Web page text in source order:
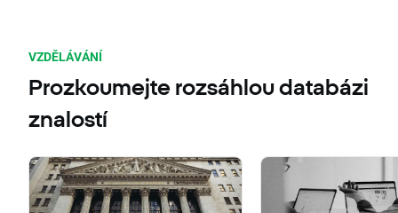
VZDĚLÁVÁNÍ
Prozkoumejte rozsáhlou databázi
znalostí